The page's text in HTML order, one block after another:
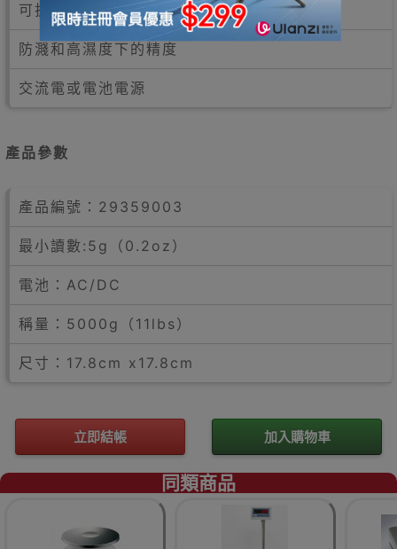
可拆洗的不銹鋼托盤
防濺和高濕度下的精度
交流電或電池電源
產品參數
產品編號：29359003
最小讀數:5g（0.2oz）
電池：AC/DC
稱量：5000g（11lbs）
尺寸：17.8cm x17.8cm
立即結帳 加入購物車
同類商品